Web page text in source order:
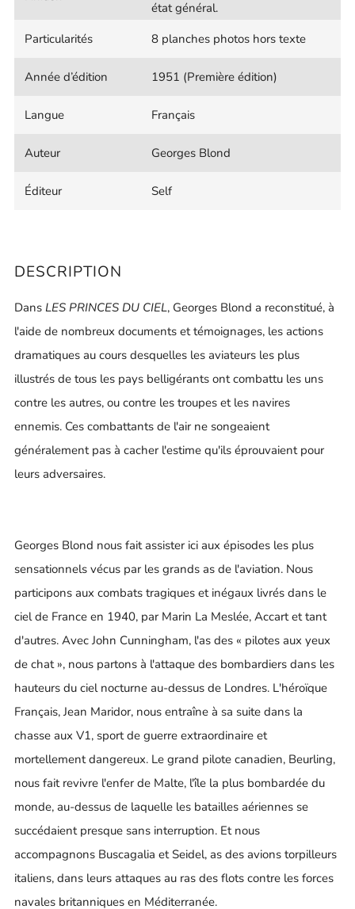
état général.
Particularités
8 planches photos hors texte
Année d’édition 1951 (Première édition)
Langue Français
Auteur Georges Blond
Éditeur Self
DESCRIPTION
Dans LES PRINCES DU CIEL, Georges Blond a reconstitué, à
l'aide de nombreux documents et témoignages, les actions
dramatiques au cours desquelles les aviateurs les plus
illustrés de tous les pays belligérants ont combattu les uns
contre les autres, ou contre les troupes et les navires
ennemis. Ces combattants de l'air ne songeaient
généralement pas à cacher l'estime qu'ils éprouvaient pour
leurs adversaires.
Georges Blond nous fait assister ici aux épisodes les plus
sensationnels vécus par les grands as de l'aviation. Nous
participons aux combats tragiques et inégaux livrés dans le
ciel de France en 1940, par Marin La Meslée, Accart et tant
d'autres. Avec John Cunningham, l'as des « pilotes aux yeux
de chat », nous partons à l'attaque des bombardiers dans les
hauteurs du ciel nocturne au-dessus de Londres. L'héroïque
Français, Jean Maridor, nous entraîne à sa suite dans la
chasse aux V1, sport de guerre extraordinaire et
mortellement dangereux. Le grand pilote canadien, Beurling,
nous fait revivre l'enfer de Malte, l'île la plus bombardée du
monde, au-dessus de laquelle les batailles aériennes se
succédaient presque sans interruption. Et nous
accompagnons Buscagalia et Seidel, as des avions torpilleurs
italiens, dans leurs attaques au ras des flots contre les forces
navales britanniques en Méditerranée.